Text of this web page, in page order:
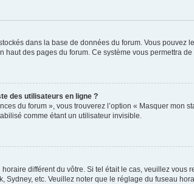
dans la base de données du forum. Vous
des pages du forum. Ce système vous permettra
des utilisateurs en ligne ?
du forum », vous trouverez l’option « Masquer
comme étant un utilisateur invisible.
différent du vôtre. Si tel était le cas, veuillez
etc. Veuillez noter que le réglage du fuseau